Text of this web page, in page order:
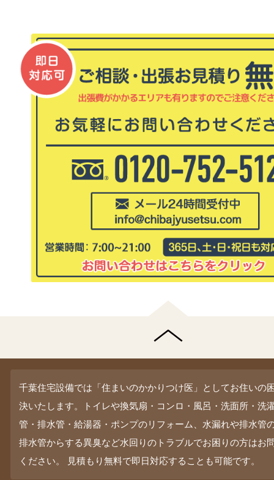
千葉住宅設備では「住まいのかかりつけ医」としてお住いの
決いたします。トイレや換気扇・コンロ・風呂・洗面所・洗
管・排水管・給湯器・ポンプのリフォーム、水漏れや排水管
排水管からする異臭など水回りのトラブルでお困りの方はお
ください。 見積もり無料で即日対応することも可能です。